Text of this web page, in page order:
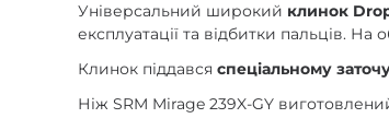
Універсальний широкий клинок
експлуатації та відбитки пальців.
Клинок піддавсяспеціальному
Ніж SRM Mirage 239X-GY